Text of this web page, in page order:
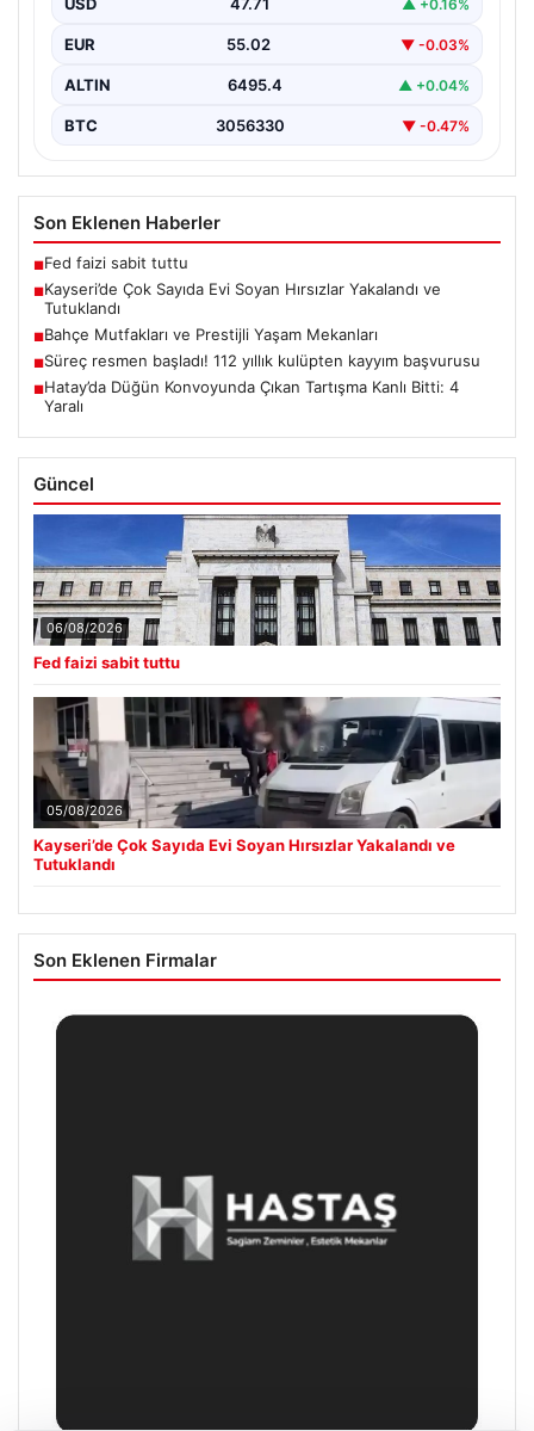
operasyonlar neticesinde toplamda…
USD 47.71 ▲ +0.16%
EUR 55.02 ▼ -0.03%
ALTIN 6495.4 ▲ +0.04%
BTC 3056330 ▼ -0.47%
Son Eklenen Haberler
■Fed faizi sabit tuttu
■Kayseri’de Çok Sayıda Evi Soyan Hırsızlar Yakalandı ve
Tutuklandı
■Bahçe Mutfakları ve Prestijli Yaşam Mekanları
■Süreç resmen başladı! 112 yıllık kulüpten kayyım başvurusu
■Hatay’da Düğün Konvoyunda Çıkan Tartışma Kanlı Bitti: 4
Yaralı
Güncel
06/08/2026
Fed faizi sabit tuttu
05/08/2026
Kayseri’de Çok Sayıda Evi Soyan Hırsızlar Yakalandı ve
Tutuklandı
Son Eklenen Firmalar